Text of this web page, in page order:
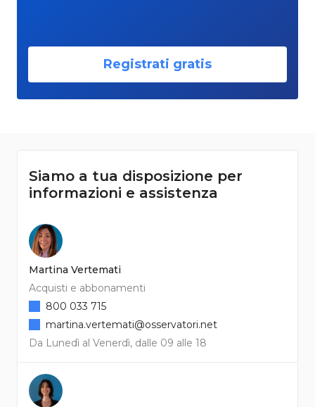
Registrati gratis
Siamo a tua disposizione per
informazioni e assistenza
Martina Vertemati
Acquisti e abbonamenti
Da Lunedì al Venerdì, dalle 09 alle 18
800 033 715
martina.vertemati@osservatori.net